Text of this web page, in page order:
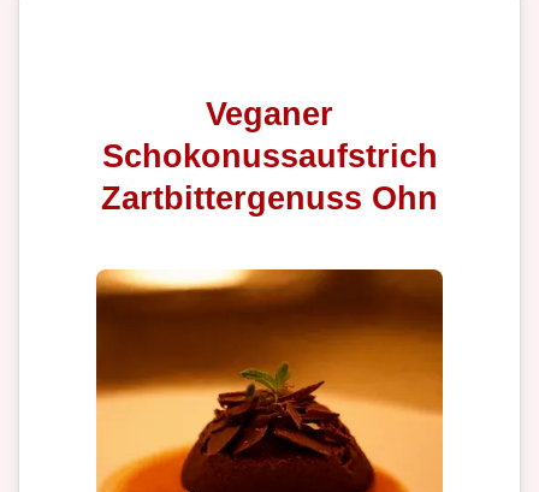
Veganer
Schokonussaufstrich
Zartbittergenuss Ohn